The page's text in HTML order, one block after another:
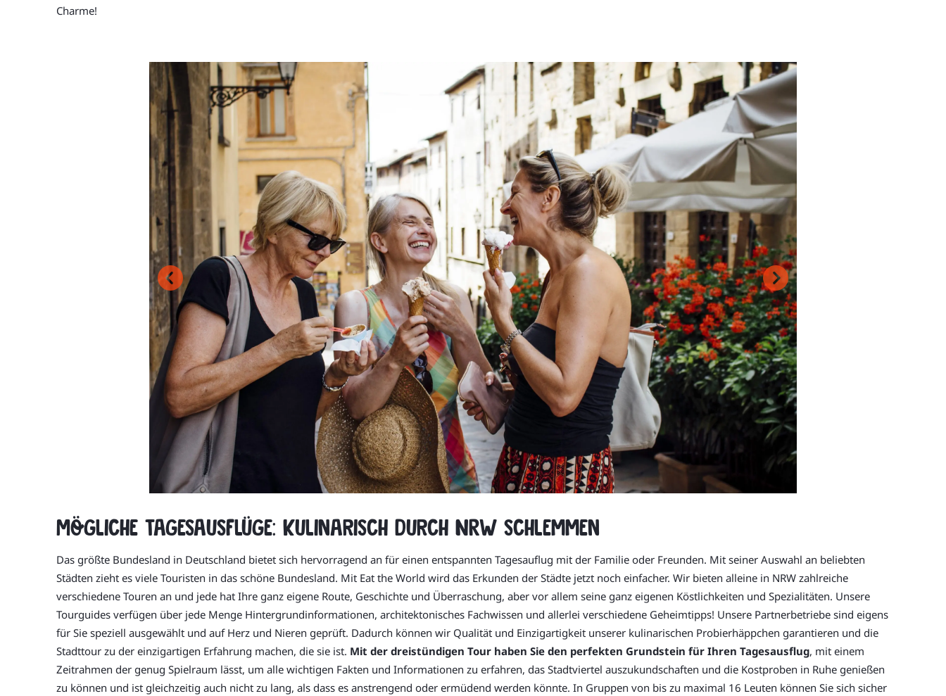
Charme!
Mögliche Tagesausflüge: Kulinarisch durch NRW schlemmen
Das größte Bundesland in Deutschland bietet sich hervorragend an für einen entspannten Tagesauflug mit der Familie oder Freunden. Mit seiner Auswahl an beliebten
Städten zieht es viele Touristen in das schöne Bundesland. Mit Eat the World wird das Erkunden der Städte jetzt noch einfacher. Wir bieten alleine in NRW zahlreiche
verschiedene Touren an und jede hat Ihre ganz eigene Route, Geschichte und Überraschung, aber vor allem seine ganz eigenen Köstlichkeiten und Spezialitäten. Unsere
Tourguides verfügen über jede Menge Hintergrundinformationen, architektonisches Fachwissen und allerlei verschiedene Geheimtipps! Unsere Partnerbetriebe sind eigens
für Sie speziell ausgewählt und auf Herz und Nieren geprüft. Dadurch können wir Qualität und Einzigartigkeit unserer kulinarischen Probierhäppchen garantieren und die
Stadttour zu der einzigartigen Erfahrung machen, die sie ist. Mit der dreistündigen Tour haben Sie den perfekten Grundstein für Ihren Tagesausflug, mit einem
Zeitrahmen der genug Spielraum lässt, um alle wichtigen Fakten und Informationen zu erfahren, das Stadtviertel auszukundschaften und die Kostproben in Ruhe genießen
zu können und ist gleichzeitig auch nicht zu lang, als dass es anstrengend oder ermüdend werden könnte. In Gruppen von bis zu maximal 16 Leuten können Sie sich sicher